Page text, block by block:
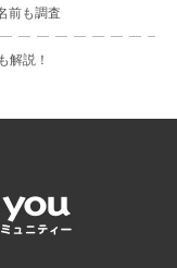
前も調査
解説！